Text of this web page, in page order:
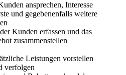
ansprechen, Interesse
und gegebenenfalls weitere
Kunden erfassen und das
zusammenstellen
Leistungen vorstellen
verfolgen